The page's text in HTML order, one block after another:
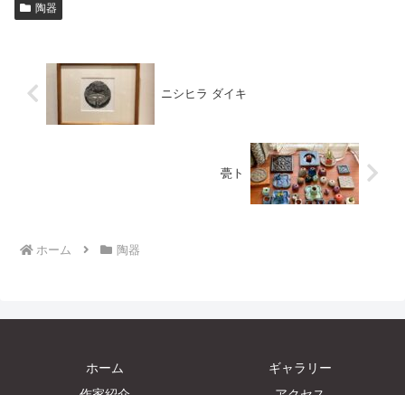
陶器
ニシヒラ ダイキ
甍ト
ホーム 陶器
ホーム
ギャラリー